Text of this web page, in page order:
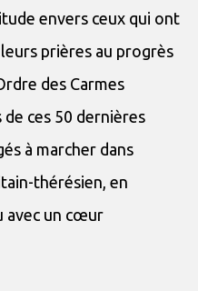
envers ceux qui ont
prières au progrès
des Carmes
de ces 50 dernières
à marcher dans
thérésien, en
avec un cœur